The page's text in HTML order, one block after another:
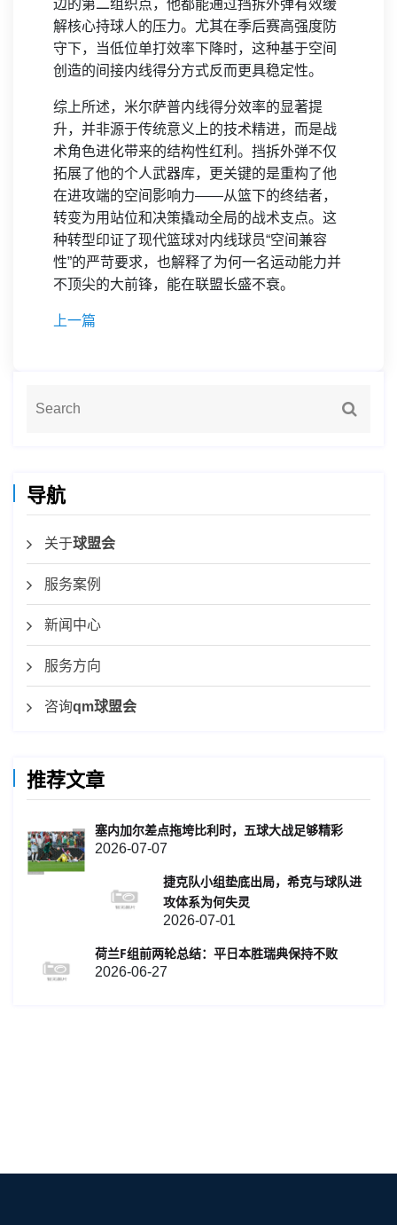
边的第二组织点，他都能通过挡拆外弹有效缓
解核心持球人的压力。尤其在季后赛高强度防
守下，当低位单打效率下降时，这种基于空间
创造的间接内线得分方式反而更具稳定性。
综上所述，米尔萨普内线得分效率的显著提
升，并非源于传统意义上的技术精进，而是战
术角色进化带来的结构性红利。挡拆外弹不仅
拓展了他的个人武器库，更关键的是重构了他
在进攻端的空间影响力——从篮下的终结者，
转变为用站位和决策撬动全局的战术支点。这
种转型印证了现代篮球对内线球员“空间兼容
性”的严苛要求，也解释了为何一名运动能力并
不顶尖的大前锋，能在联盟长盛不衰。
上一篇
导航
关于球盟会
服务案例
新闻中心
服务方向
咨询qm球盟会
推荐文章
塞内加尔差点拖垮比利时，五球大战足够精彩
2026-07-07
捷克队小组垫底出局，希克与球队进
攻体系为何失灵
2026-07-01
荷兰F组前两轮总结：平日本胜瑞典保持不败
2026-06-27